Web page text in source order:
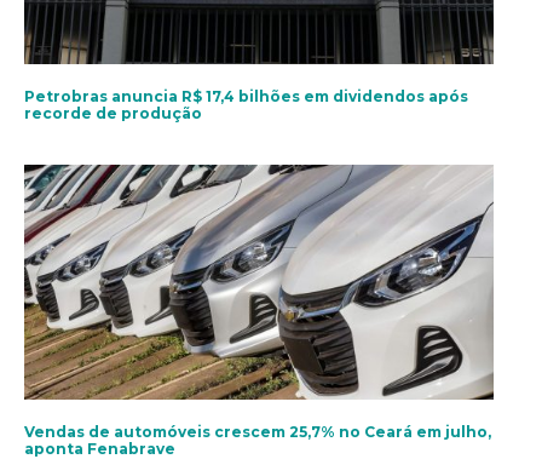
Petrobras anuncia R$ 17,4 bilhões em dividendos após
recorde de produção
Vendas de automóveis crescem 25,7% no Ceará em julho,
aponta Fenabrave